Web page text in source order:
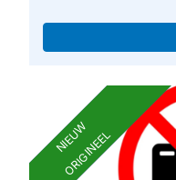
NIEUW
ORIGINEEL